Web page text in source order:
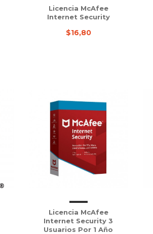
Licencia McAfee
Internet Security
$16,80
Licencia McAfee
Internet Security 3
Usuarios Por 1 Año